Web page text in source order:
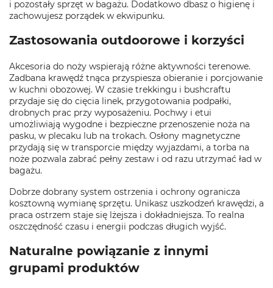
i pozostały sprzęt w bagażu. Dodatkowo dbasz o higienę i
zachowujesz porządek w ekwipunku.
Zastosowania outdoorowe i korzyści
Akcesoria do noży wspierają różne aktywności terenowe.
Zadbana krawędź tnąca przyspiesza obieranie i porcjowanie
w kuchni obozowej. W czasie trekkingu i bushcraftu
przydaje się do cięcia linek, przygotowania podpałki,
drobnych prac przy wyposażeniu. Pochwy i etui
umożliwiają wygodne i bezpieczne przenoszenie noża na
pasku, w plecaku lub na trokach. Osłony magnetyczne
przydają się w transporcie między wyjazdami, a torba na
noże pozwala zabrać pełny zestaw i od razu utrzymać ład w
bagażu.
Dobrze dobrany system ostrzenia i ochrony ogranicza
kosztowną wymianę sprzętu. Unikasz uszkodzeń krawędzi, a
praca ostrzem staje się lżejsza i dokładniejsza. To realna
oszczędność czasu i energii podczas długich wyjść.
Naturalne powiązanie z innymi
grupami produktów